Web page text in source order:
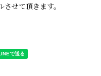
せて頂きます。